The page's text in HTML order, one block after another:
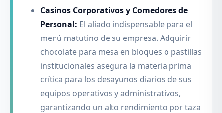
Casinos Corporativos y Comedores de
Personal: El aliado indispensable para el
menú matutino de su empresa. Adquirir
chocolate para mesa en bloques o pastillas
institucionales asegura la materia prima
crítica para los desayunos diarios de sus
equipos operativos y administrativos,
garantizando un alto rendimiento por taza